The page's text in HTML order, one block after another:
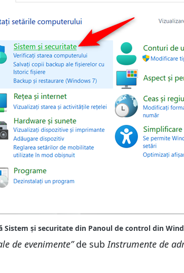
de evenimente”de subInstrumente de